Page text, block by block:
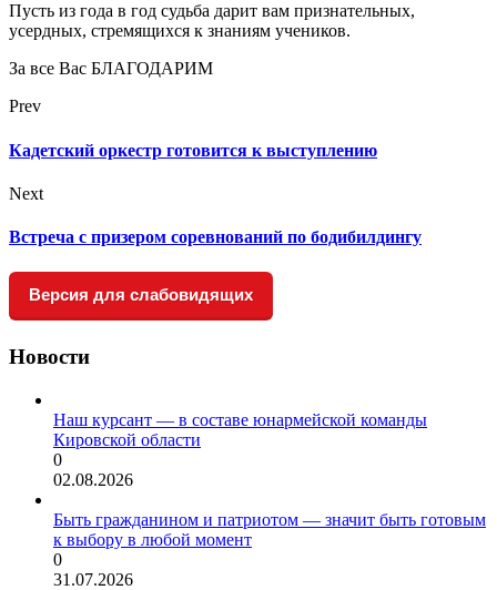
Пусть из года в год судьба дарит вам признательных,
усердных, стремящихся к знаниям учеников.
За все Вас БЛАГОДАРИМ
Prev
Кадетский оркестр готовится к выступлению
Next
Встреча с призером соревнований по бодибилдингу
Версия для слабовидящих
Новости
Наш курсант — в составе юнармейской команды
Кировской области
0
02.08.2026
Быть гражданином и патриотом — значит быть готовым
к выбору в любой момент
0
31.07.2026